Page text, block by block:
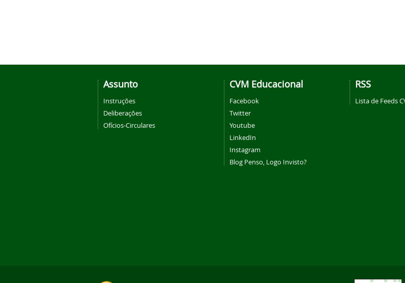
Assunto
Instruções
Deliberações
Ofícios-Circulares
CVM Educacional
Facebook
Twitter
Youtube
LinkedIn
Instagram
Blog Penso, Logo Invisto?
RSS
Lista de Feeds